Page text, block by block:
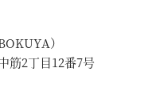
）
筋2丁目12番7号